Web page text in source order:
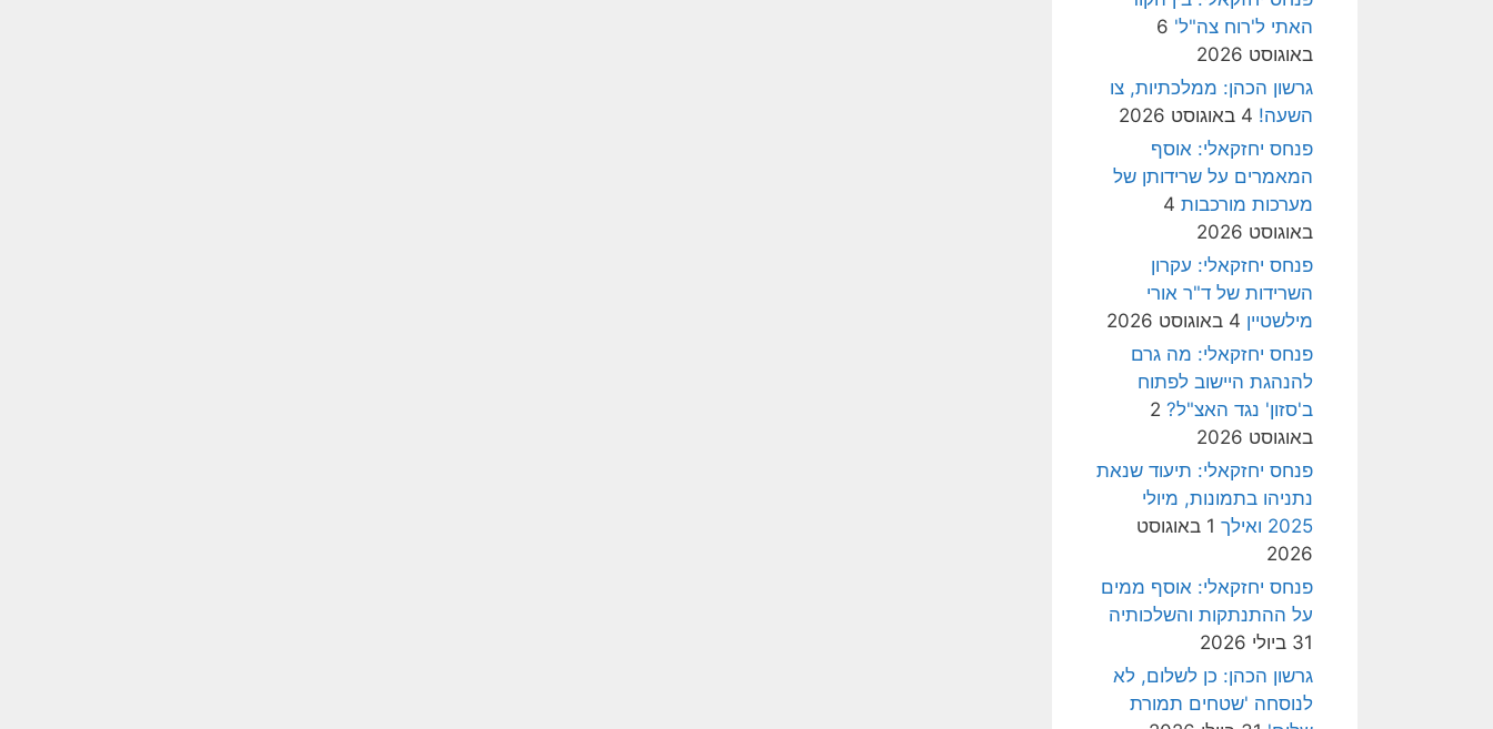
האתי ל'רוח צה"ל' 6
באוגוסט 2026
גרשון הכהן: ממלכתיות, צו
השעה! 4 באוגוסט 2026
פנחס יחזקאלי: אוסף
המאמרים על שרידותן של
מערכות מורכבות 4
באוגוסט 2026
פנחס יחזקאלי: עקרון
השרידות של ד"ר אורי
מילשטיין 4 באוגוסט 2026
פנחס יחזקאלי: מה גרם
להנהגת היישוב לפתוח
ב'סזון' נגד האצ"ל? 2
באוגוסט 2026
פנחס יחזקאלי: תיעוד שנאת
נתניהו בתמונות, מיולי
2025 ואילך
1 באוגוסט
2026
פנחס יחזקאלי: אוסף ממים
על ההתנתקות והשלכותיה
31 ביולי 2026
גרשון הכהן: כן לשלום, לא
לנוסחה 'שטחים תמורת